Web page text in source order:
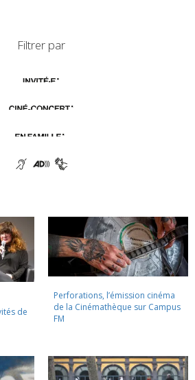
Filtrer par
de
Perforations, l’émission cinéma
de la Cinémathèque sur Campus
FM